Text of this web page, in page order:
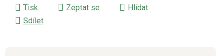
Tisk Zeptat se
Hlídat
Sdílet